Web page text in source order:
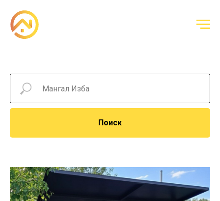
Поиск